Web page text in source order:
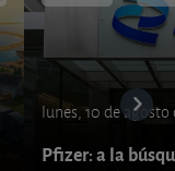
lunes, 10 de agosto
Pfizer: a la